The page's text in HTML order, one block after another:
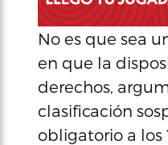
No es que sea
en que la
derechos,
clasificación
obligatorio a los